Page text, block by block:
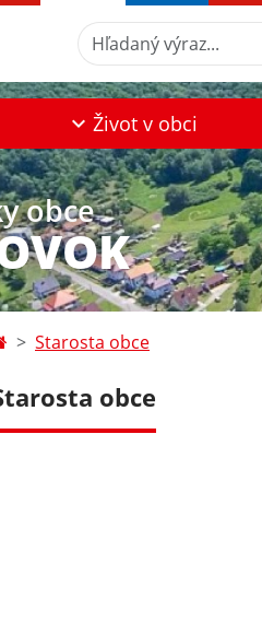
Hľadaný výraz...
Život v obci
obce
Starosta obce
obce